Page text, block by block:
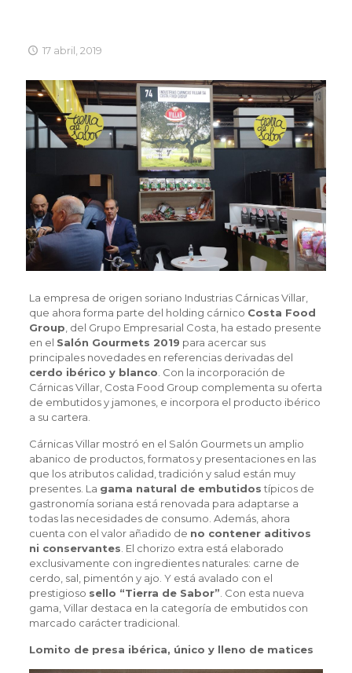
17 abril, 2019
La empresa de origen soriano Industrias Cárnicas Villar,
que ahora forma parte del holding cárnico Costa Food
Group , del Grupo Empresarial Costa, ha estado presente
en el Salón Gourmets 2019 para acercar sus
principales novedades en referencias derivadas del
cerdo ibérico y blanco . Con la incorporación de
Cárnicas Villar, Costa Food Group complementa su oferta
de embutidos y jamones, e incorpora el producto ibérico
a su cartera.
Cárnicas Villar mostró en el Salón Gourmets un amplio
abanico de productos, formatos y presentaciones en las
que los atributos calidad, tradición y salud están muy
presentes. La gama natural de embutidostípicos de
gastronomía soriana está renovada para adaptarse a
todas las necesidades de consumo. Además, ahora
cuenta con el valor añadido de no contener aditivos
ni conservantes . El chorizo extra está elaborado
exclusivamente con ingredientes naturales: carne de
cerdo, sal, pimentón y ajo. Y está avalado con el
prestigioso sello “Tierra de Sabor” . Con esta nueva
gama, Villar destaca en la categoría de embutidos con
marcado carácter tradicional.
Lomito de presa ibérica, único y lleno de matices